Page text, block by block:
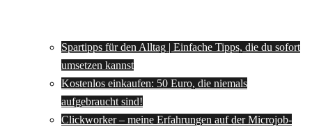
Spartipps für den Alltag | Einfache Tipps, die du sofort
umsetzen kannst
Kostenlos einkaufen: 50 Euro, die niemals
aufgebraucht sind!
Clickworker – meine Erfahrungen auf der Microjob-